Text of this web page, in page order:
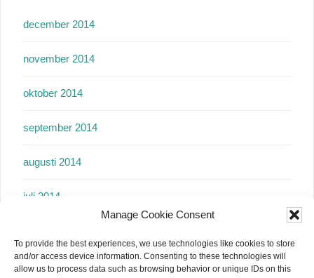
Manage Cookie Consent
To provide the best experiences, we use technologies like cookies to store
and/or access device information. Consenting to these technologies will
allow us to process data such as browsing behavior or unique IDs on this
december 2014
november 2014
oktober 2014
september 2014
augusti 2014
juli 2014
maj 2014